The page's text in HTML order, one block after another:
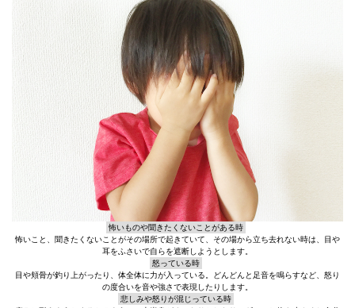
怖いものや聞きたくないことがある時
怖いこと、聞きたくないことがその場所で起きていて、その場から立ち去れない時は、目や
耳をふさいで自らを遮断しようとします。
怒っている時
目や頬骨が釣り上がったり、体全体に力が入っている。どんどんと足音を鳴らすなど、怒り
の度合いを音や強さで表現したりします。
悲しみや怒りが混じっている時